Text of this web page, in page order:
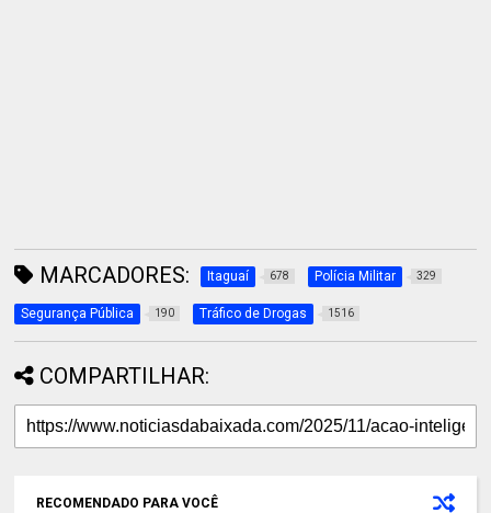
MARCADORES: Itaguaí 678 Polícia Militar 329
Segurança Pública 190 Tráfico de Drogas 1516
COMPARTILHAR:
RECOMENDADO PARA VOCÊ